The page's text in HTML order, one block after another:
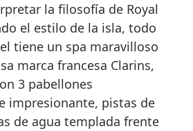
la filosofía de Royal
el estilo de la isla, todo
tiene un spa maravilloso
marca francesa Clarins,
3 pabellones
impresionante, pistas de
de agua templada frente